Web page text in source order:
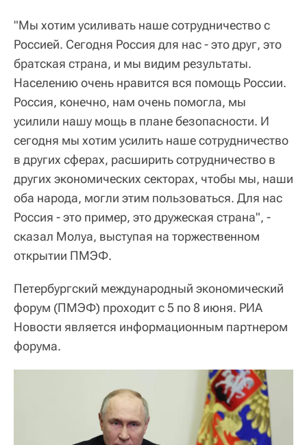
"Мы хотим усиливать наше сотрудничество с
Россией. Сегодня Россия для нас - это друг, это
братская страна, и мы видим результаты.
Населению очень нравится вся помощь России.
Россия, конечно, нам очень помогла, мы
усилили нашу мощь в плане безопасности. И
сегодня мы хотим усилить наше сотрудничество
в других сферах, расширить сотрудничество в
других экономических секторах, чтобы мы, наши
оба народа, могли этим пользоваться. Для нас
Россия - это пример, это дружеская страна", -
сказал Молуа, выступая на торжественном
открытии ПМЭФ.
Петербургский международный экономический
форум (ПМЭФ) проходит с 5 по 8 июня. РИА
Новости является информационным партнером
форума.